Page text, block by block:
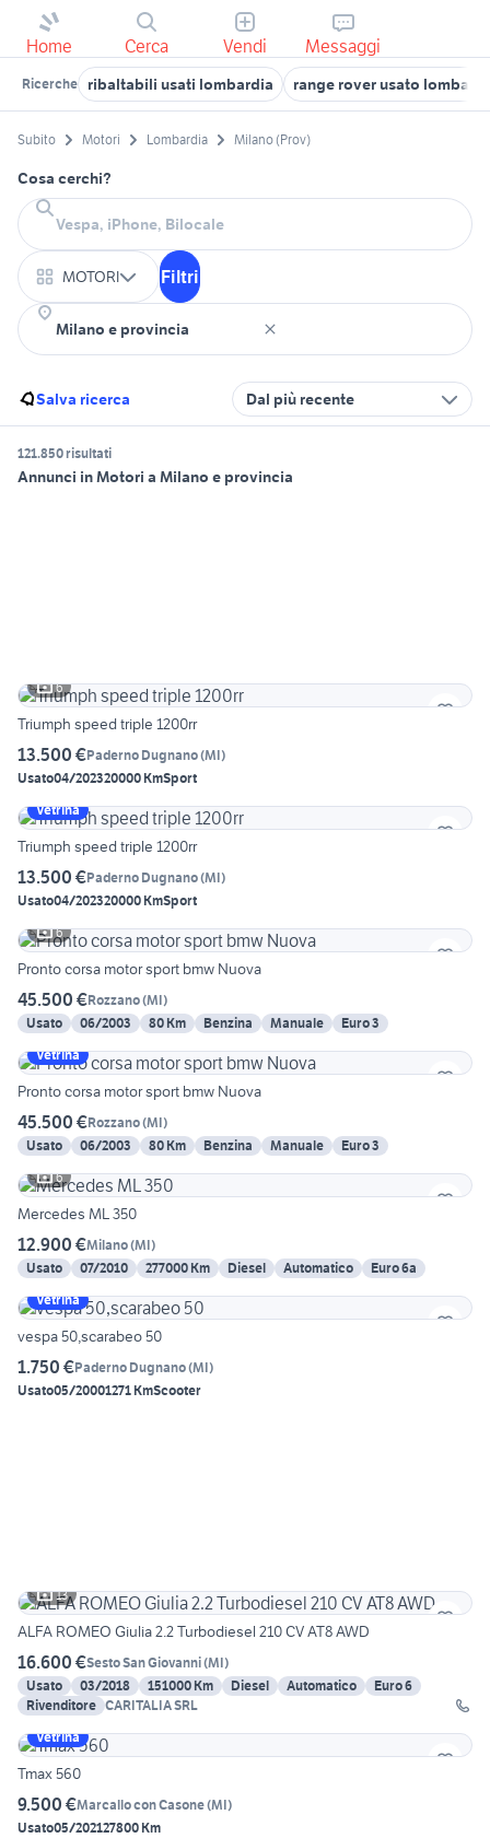
Home Cerca Vendi Messaggi
Ricerche ribaltabili usati lombardia range rover usato
Subito Motori Lombardia Milano (Prov)
Cosa cerchi?
MOTORI Filtri
Salva ricerca Dal più recente
121.850 risultati
Annunci in Motori a Milano e provincia
6
Triumph speed triple 1200rr
13.500 €Paderno Dugnano(MI)
Usato04/202320000 KmSport
Vetrina
Triumph speed triple 1200rr
13.500 €Paderno Dugnano(MI)
Usato04/202320000 KmSport
6
Pronto corsa motor sport bmw Nuova
45.500 €Rozzano(MI)
Usato
06/2003 80 Km Benzina Manuale
Euro 3
Vetrina
Pronto corsa motor sport bmw Nuova
45.500 €Rozzano(MI)
Usato
06/2003 80 Km Benzina Manuale
Euro 3
6
Mercedes ML 350
12.900 €Milano(MI)
Usato
07/2010 277000 Km Diesel Automatico
Euro 6a
Vetrina
vespa 50,scarabeo 50
1.750 €Paderno Dugnano(MI)
Usato05/20001271 KmScooter
13
ALFA ROMEO Giulia 2.2 Turbodiesel 210 CV AT8 AWD
16.600 €Sesto San Giovanni(MI)
Usato
03/2018 151000 Km Diesel Automatico
Euro 6
Rivenditore CARITALIA SRL
Vetrina
Tmax 560
9.500 €Marcallo con Casone(MI)
Usato05/202127800 Km